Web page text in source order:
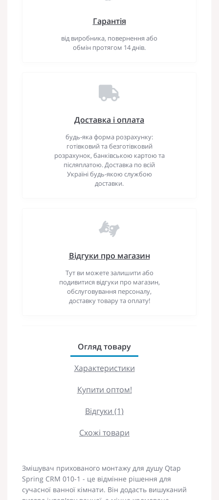
Гарантія
від виробника, повернення або
обмін протягом 14 днів.
Доставка і оплата
будь-яка форма розрахунку:
готівковий та безготівковий
розрахунок, банківською картою та
післяплатою. Доставка по всій
Україні будь-якою службою
доставки.
Відгуки про магазин
Тут ви можете залишити або
подивитися відгуки про магазин,
обслуговування персоналу,
доставку товару та оплату!
Огляд товару
Характеристики
Купити оптом!
Відгуки (1)
Схожі товари
Змішувач прихованого монтажу для душу Qtap
Spring CRM 010-1 - це відмінне рішення для
сучасної ванної кімнати. Він додасть вишуканий